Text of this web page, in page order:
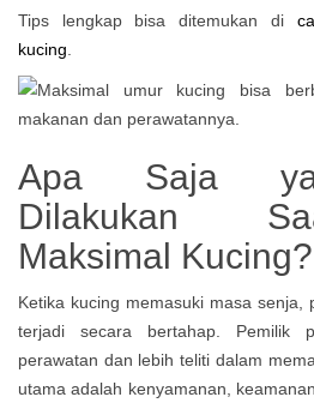
Tips lengkap bisa ditemukan di
kucing
Apa Saja
Dilakukan
Maksimal Kucing?
Ketika kucing memasuki masa senja,
terjadi secara bertahap. Pemilik
perawatan dan lebih teliti dalam
utama adalah kenyamanan,